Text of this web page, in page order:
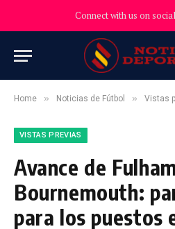
Connect with us on
Home » Noticias de Fútbol » Vistas
VISTAS PREVIAS
Avance de
Bournemouth:
para los puestos